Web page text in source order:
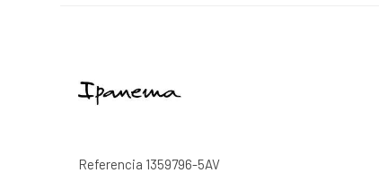
Referencia 1359796-5AV